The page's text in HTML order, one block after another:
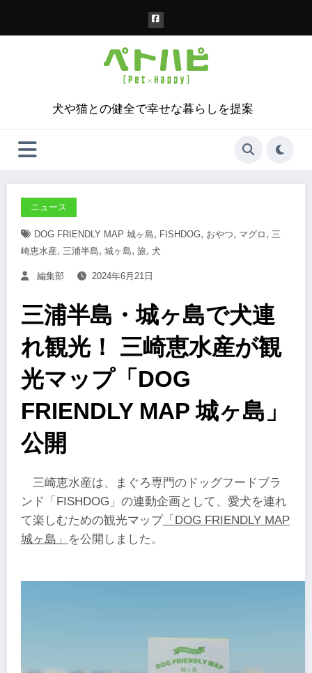
犬や猫との健全で幸せな暮らしを提案
ニュース
DOG FRIENDLY MAP 城ヶ島, FISHDOG, おやつ, マグロ , 三
崎恵水産, 三浦半島, 城ヶ島, 旅, 犬
編集部 2024年6月21日
三浦半島・城ヶ島で犬連
れ観光！ 三崎恵水産が観
光マップ「DOG
FRIENDLY MAP 城ヶ島」
公開
三崎恵水産は、まぐろ専門のドッグフードブラ
ンド「FISHDOG」の連動企画として、愛犬を連れ
て楽しむための観光マップ 「DOG FRIENDLY MAP
城ヶ島」
を公開しました。